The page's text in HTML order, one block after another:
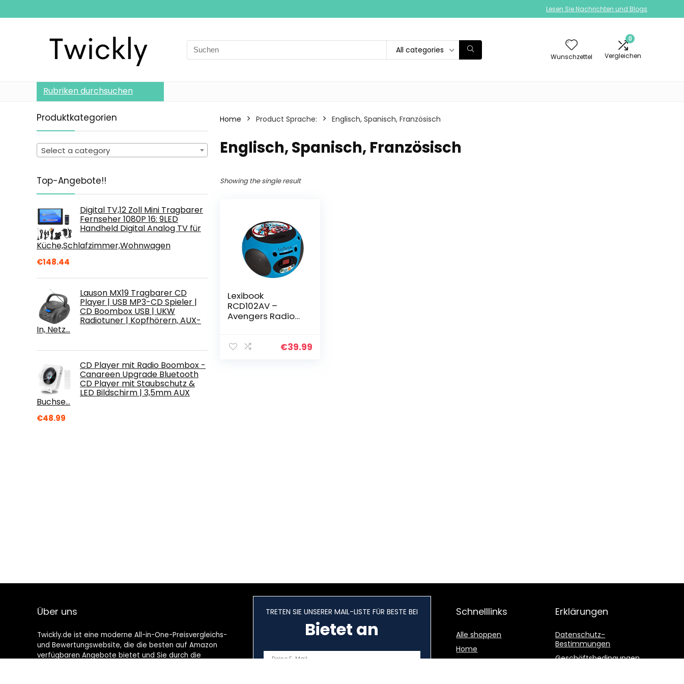
Lesen Sie Nachrichten und Blogs
Search
for:
All categories
Wunschzettel
0
Vergleichen
Rubriken durchsuchen
Produktkategorien
Select a category
Top-Angebote!!
Digital TV,12 Zoll Mini Tragbarer
Fernseher 1080P 16: 9LED
Handheld Digital Analog TV für
Küche,Schlafzimmer,Wohnwagen
€148.44
Lauson MX19 Tragbarer CD
Player | USB MP3-CD Spieler |
CD Boombox USB | UKW
Radiotuner | Kopfhörern, AUX-
In, Netz…
CD Player mit Radio Boombox -
Canareen Upgrade Bluetooth
CD Player mit Staubschutz &
LED Bildschirm | 3,5mm AUX
Buchse…
€48.99
Home Product Sprache: ‎Englisch, Spanisch, Französisch
‎Englisch, Spanisch, Französisch
Showing the single result
Lexibook
RCD102AV –
Avengers Radio
€39.99
Über uns
Twickly.de ist eine moderne All-in-One-Preisvergleichs-
und Bewertungswebsite, die die besten auf Amazon
verfügbaren Angebote bietet und Sie durch die
TRETEN SIE UNSERER MAIL-LISTE FÜR BESTE BEI
Bietet an
Schnelllinks
Alle shoppen
Home
Erklärungen
Datenschutz-
Bestimmungen
Geschäftsbedingungen